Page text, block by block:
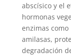
abscísico y el
hormonas
enzimas como
amilasas,
degradación